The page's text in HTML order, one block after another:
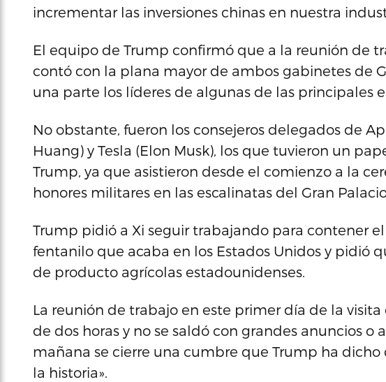
incrementar las inversiones chinas en nuestra
El equipo de Trump confirmó que a la reunión de
contó con la plana mayor de ambos gabinetes de
una parte los líderes de algunas de las principales
No obstante, fueron los consejeros delegados de
Huang) y Tesla (Elon Musk), los que tuvieron un
Trump, ya que asistieron desde el comienzo a la
honores militares en las escalinatas del Gran
Trump pidió a Xi seguir trabajando para contener
fentanilo que acaba en los Estados Unidos y pidió
de producto agrícolas estadounidenses.
La reunión de trabajo en este primer día de la
de dos horas y no se saldó con grandes anuncios o
mañana se cierre una cumbre que Trump ha
la historia».